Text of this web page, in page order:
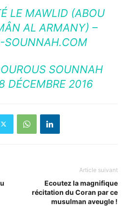
LE MAWLID (ABOU
AL ARMANY) –
SOUNNAH.COM
SOUNNAH
DÉCEMBRE 2016
Article suivant
Ecoutez la magnifique
récitation du Coran par ce
musulman aveugle !